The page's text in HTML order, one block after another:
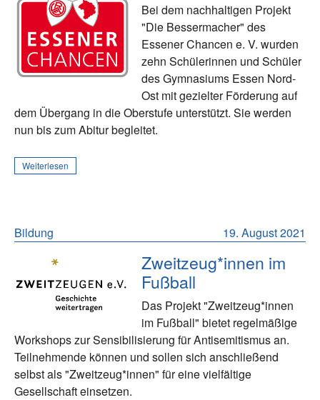
Bei dem nachhaltigen Projekt
"Die Bessermacher" des
Essener Chancen e. V. wurden
zehn Schülerinnen und Schüler
des Gymnasiums Essen Nord-
Ost mit gezielter Förderung auf
dem Übergang in die Oberstufe unterstützt. Sie werden
nun bis zum Abitur begleitet.
Weiterlesen
19. August 2021
Bildung
Zweitzeug*innen im
Fußball
Das Projekt "Zweitzeug*innen
im Fußball" bietet regelmäßige
Workshops zur Sensibilisierung für Antisemitismus an.
Teilnehmende können und sollen sich anschließend
selbst als "Zweitzeug*innen" für eine vielfältige
Gesellschaft einsetzen.